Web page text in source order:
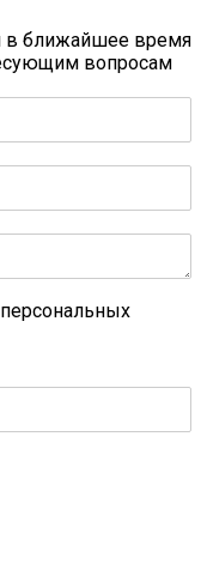
в ближайшее время
вопросам